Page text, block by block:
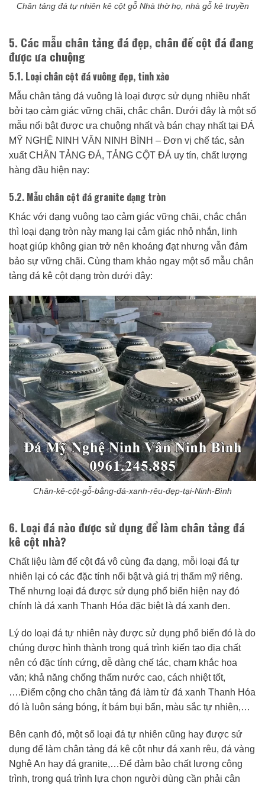
Chân tảng đá tự nhiên kê cột gỗ Nhà thờ họ, nhà gỗ kẻ truyền
5. Các mẫu chân tảng đá đẹp, chân đế cột đá đang
được ưa chuộng
5.1. Loại chân cột đá vuông đẹp, tinh xảo
Mẫu chân tảng đá vuông là loại được sử dụng nhiều nhất
bởi tạo cảm giác vững chãi, chắc chắn. Dưới đây là một số
mẫu nổi bật được ưa chuộng nhất và bán chạy nhất tại ĐÁ
MỸ NGHỆ NINH VÂN NINH BÌNH – Đơn vị chế tác, sản
xuất CHÂN TẢNG ĐÁ, TẢNG CỘT ĐÁ uy tín, chất lượng
hàng đầu hiện nay:
5.2. Mẫu chân cột đá granite dạng tròn
Khác với dạng vuông tạo cảm giác vững chãi, chắc chắn
thì loại dạng tròn này mang lại cảm giác nhỏ nhắn, linh
hoạt giúp không gian trở nên khoáng đạt nhưng vẫn đảm
bảo sự vững chãi. Cùng tham khảo ngay một số mẫu chân
tảng đá kê cột dạng tròn dưới đây:
Chân-kê-cột-gỗ-bằng-đá-xanh-rêu-đẹp-tại-Ninh-Bình
6. Loại đá nào được sử dụng để làm chân tảng đá
kê cột nhà?
Chất liệu làm đế cột đá vô cùng đa dạng, mỗi loại đá tự
nhiên lại có các đặc tính nổi bật và giá trị thẩm mỹ riêng.
Thế nhưng loại đá được sử dụng phổ biến hiện nay đó
chính là đá xanh Thanh Hóa đặc biệt là đá xanh đen.
Lý do loại đá tự nhiên này được sử dụng phổ biến đó là do
chúng được hình thành trong quá trình kiến tạo địa chất
nên có đặc tính cứng, dễ dàng chế tác, chạm khắc hoa
văn; khả năng chống thấm nước cao, cách nhiệt tốt,
….Điểm cộng cho chân tảng đá làm từ đá xanh Thanh Hóa
đó là luôn sáng bóng, ít bám bụi bẩn, màu sắc tự nhiên,…
Bên cạnh đó, một số loại đá tự nhiên cũng hay được sử
dụng để làm chân tảng đá kê cột như đá xanh rêu, đá vàng
Nghệ An hay đá granite,…Để đảm bảo chất lượng công
trình, trong quá trình lựa chọn người dùng cần phải cân